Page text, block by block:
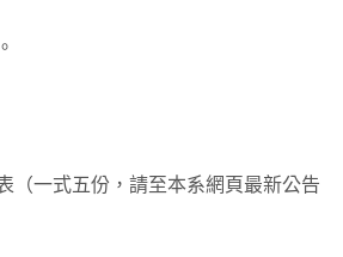
（一式五份，請至本系網頁最新公告